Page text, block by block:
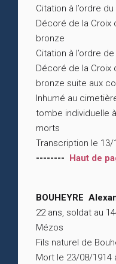
Citation à l’ordre
Décoré de la Croix
bronze
Citation à l’ordre
Décoré de la Croix
bronze suite aux
Inhumé au
tombe individuelle
morts
Transcription le
-------- Haut de
BOUHEYRE
22 ans, soldat au
Mézos
Fils naturel de
Mort le 23/08/1914